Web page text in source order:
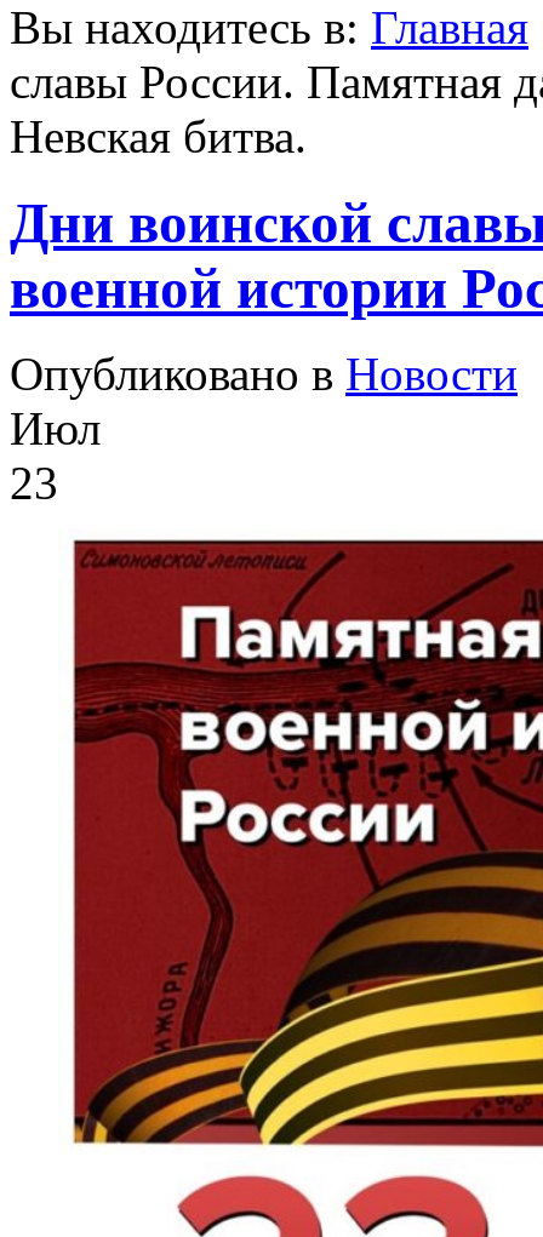
Вы находитесь в: Главная
славы России. Памятная
Невская битва.
Дни воинской
военной истории
Опубликовано в Новости
Июл
23